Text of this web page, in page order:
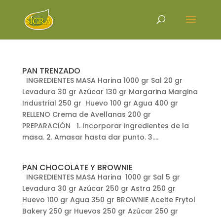
PAN TRENZADO
INGREDIENTES MASA Harina 1000 gr Sal 20 gr
Levadura 30 gr Azúcar 130 gr Margarina Margina
Industrial 250 gr Huevo 100 gr Agua 400 gr
RELLENO Crema de Avellanas 200 gr
PREPARACIÓN 1. Incorporar ingredientes de la
masa. 2. Amasar hasta dar punto. 3....
PAN CHOCOLATE Y BROWNIE
INGREDIENTES MASA Harina 1000 gr Sal 5 gr
Levadura 30 gr Azúcar 250 gr Astra 250 gr
Huevo 100 gr Agua 350 gr BROWNIE Aceite Frytol
Bakery 250 gr Huevos 250 gr Azúcar 250 gr